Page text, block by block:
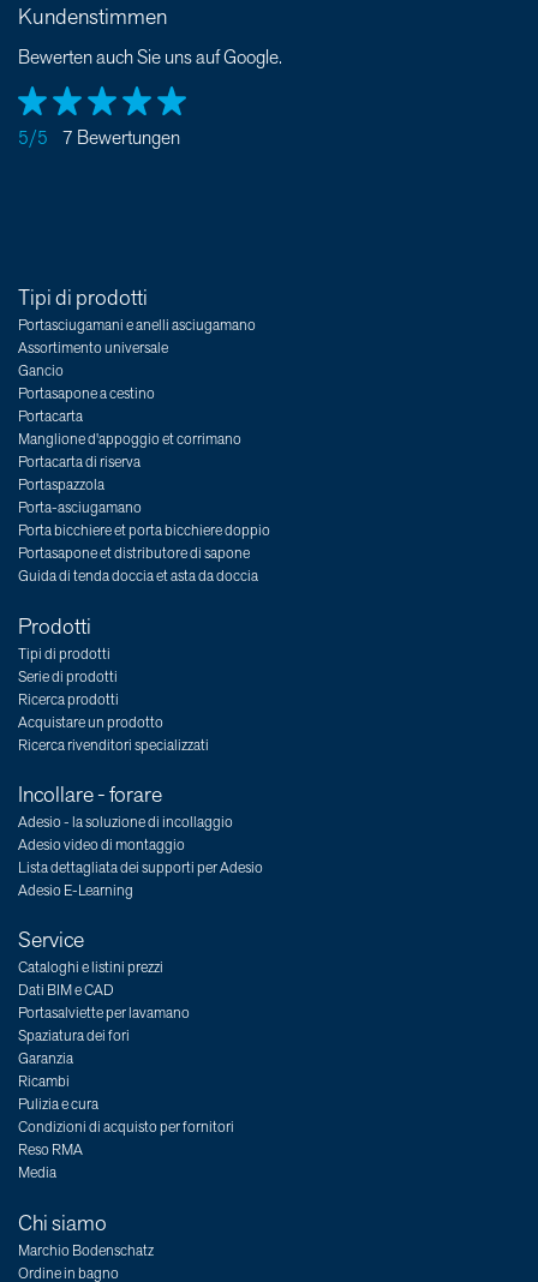
Kundenstimmen
Bewerten auch Sie uns auf Google.
5/5 7 Bewertungen
Tipi di prodotti
Portasciugamani e anelli asciugamano
Assortimento universale
Gancio
Portasapone a cestino
Portacarta
Manglione d'appoggio et corrimano
Portacarta di riserva
Portaspazzola
Porta-asciugamano
Porta bicchiere et porta bicchiere doppio
Portasapone et distributore di sapone
Guida di tenda doccia et asta da doccia
Prodotti
Tipi di prodotti
Serie di prodotti
Ricerca prodotti
Acquistare un prodotto
Ricerca rivenditori specializzati
Incollare - forare
Adesio - la soluzione di incollaggio
Adesio video di montaggio
Lista dettagliata dei supporti per Adesio
Adesio E-Learning
Service
Cataloghi e listini prezzi
Dati BIM e CAD
Portasalviette per lavamano
Spaziatura dei fori
Garanzia
Ricambi
Pulizia e cura
Condizioni di acquisto per fornitori
Reso RMA
Media
Chi siamo
Marchio Bodenschatz
Ordine in bagno